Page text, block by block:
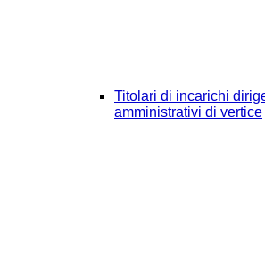
Titolari di incarichi
amministrativi di vertice